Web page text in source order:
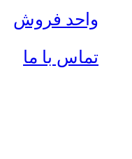
واحد فروش
تماس با ما